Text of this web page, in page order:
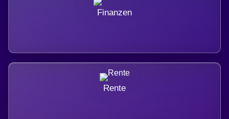
Finanzen
Rente